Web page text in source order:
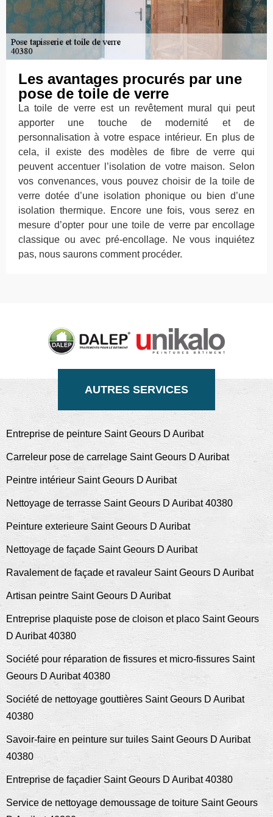
Les avantages procurés par une
pose de toile de verre
La toile de verre est un revêtement mural qui peut
apporter une touche de modernité et de
personnalisation à votre espace intérieur. En plus de
cela, il existe des modèles de fibre de verre qui
peuvent accentuer l’isolation de votre maison. Selon
vos convenances, vous pouvez choisir de la toile de
verre dotée d’une isolation phonique ou bien d’une
isolation thermique. Encore une fois, vous serez en
mesure d’opter pour une toile de verre par encollage
classique ou avec pré-encollage. Ne vous inquiétez
pas, nous saurons comment procéder.
AUTRES SERVICES
Entreprise de peinture Saint Geours D Auribat
Carreleur pose de carrelage Saint Geours D Auribat
Peintre intérieur Saint Geours D Auribat
Nettoyage de terrasse Saint Geours D Auribat 40380
Peinture exterieure Saint Geours D Auribat
Nettoyage de façade Saint Geours D Auribat
Ravalement de façade et ravaleur Saint Geours D Auribat
Artisan peintre Saint Geours D Auribat
Entreprise plaquiste pose de cloison et placo Saint Geours
D Auribat 40380
Société pour réparation de fissures et micro-fissures Saint
Geours D Auribat 40380
Société de nettoyage gouttières Saint Geours D Auribat
40380
Savoir-faire en peinture sur tuiles Saint Geours D Auribat
40380
Entreprise de façadier Saint Geours D Auribat 40380
Service de nettoyage demoussage de toiture Saint Geours